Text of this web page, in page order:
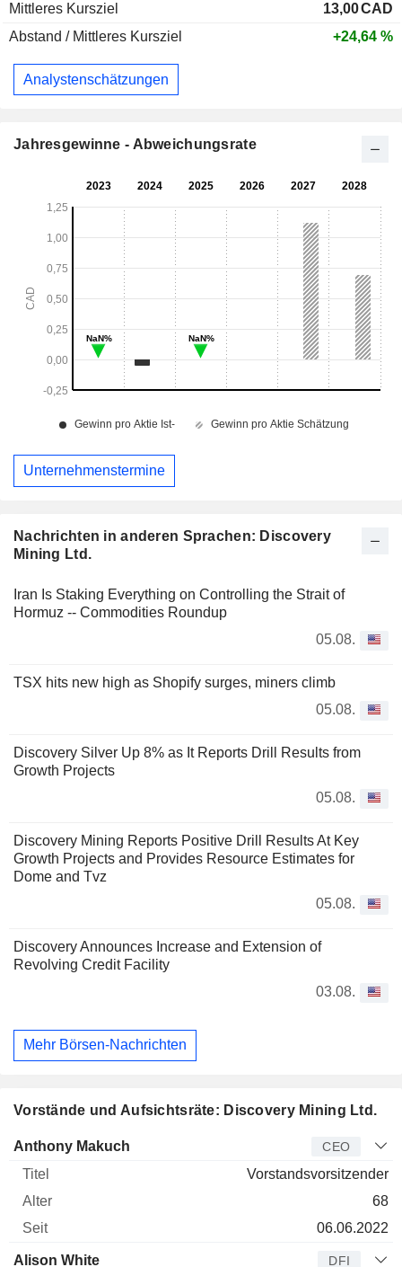
Nachrichten in anderen Sprachen: Discovery
Mining Ltd.
Iran Is Staking Everything on Controlling the Strait of
Hormuz -- Commodities Roundup
05.08.
TSX hits new high as Shopify surges, miners climb
05.08.
Discovery Silver Up 8% as It Reports Drill Results from
Growth Projects
05.08.
Discovery Mining Reports Positive Drill Results At Key
Growth Projects and Provides Resource Estimates for
Dome and Tvz
05.08.
Discovery Announces Increase and Extension of
Revolving Credit Facility
03.08.
Mehr Börsen-Nachrichten
Vorstände und Aufsichtsräte: Discovery Mining Ltd.
Manager Titel Alter
Anthony Makuch CEO
Vorstandsvorsitzender
68
06.06.2022
Alison White DFI
Mittleres Kursziel
13,00CAD
Abstand / Mittleres Kursziel
+24,64 %
Analystenschätzungen
Jahresgewinne - Abweichungsrate
Unternehmenstermine